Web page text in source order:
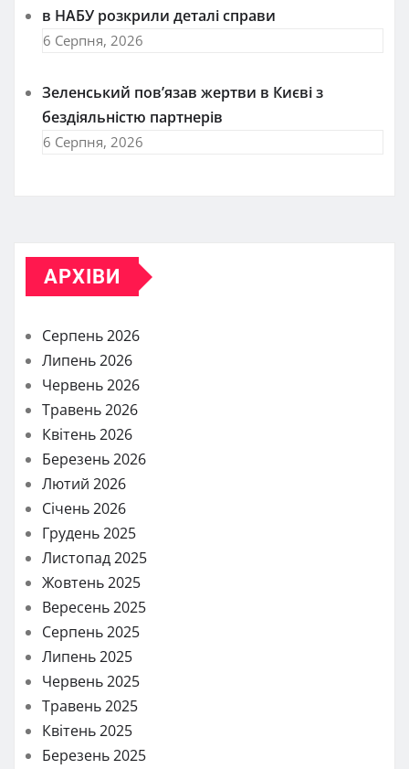
в НАБУ розкрили деталі справи
6 Серпня, 2026
Зеленський пов’язав жертви в Києві з
бездіяльністю партнерів
6 Серпня, 2026
АРХІВИ
Серпень 2026
Липень 2026
Червень 2026
Травень 2026
Квітень 2026
Березень 2026
Лютий 2026
Січень 2026
Грудень 2025
Листопад 2025
Жовтень 2025
Вересень 2025
Серпень 2025
Липень 2025
Червень 2025
Травень 2025
Квітень 2025
Березень 2025